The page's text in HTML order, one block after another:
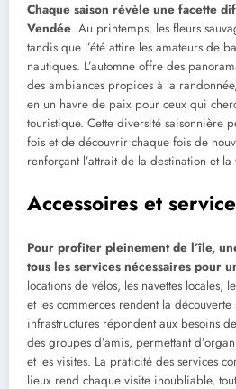
Chaque saison révèle une facette
Vendée. Au printemps, les fleurs
tandis que l’été attire les amateurs de
nautiques. L’automne offre des
des ambiances propices à la
en un havre de paix pour ceux qui
touristique. Cette diversité saisonnière
fois et de découvrir chaque fois de
renforçant l’attrait de la destination et la
Accessoires et
Pour profiter pleinement de l’île,
tous les services nécessaires pour
locations de vélos, les navettes locales,
et les commerces rendent la
infrastructures répondent aux besoins
des groupes d’amis, permettant
et les visites. La praticité des services
lieux rend chaque visite inoubliable,